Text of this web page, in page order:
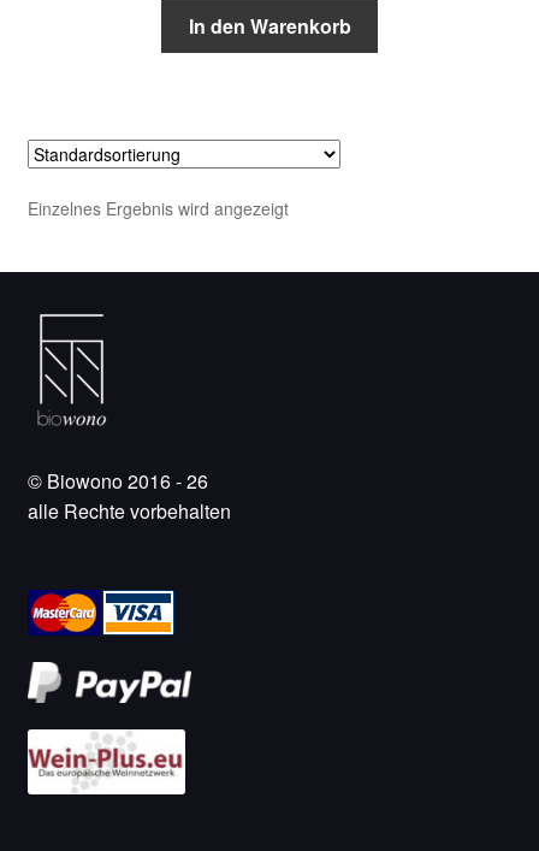
In den Warenkorb
Einzelnes Ergebnis wird angezeigt
© Biowono 2016 - 26
alle Rechte vorbehalten